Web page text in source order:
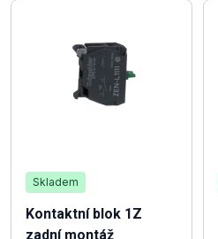
Skladem
Kontaktní blok 1Z
zadní montáž